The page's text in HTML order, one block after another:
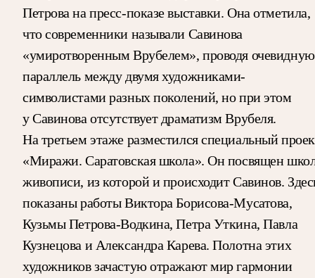
Петрова на пресс-показе выставки. Она отметила,
что современники называли Савинова
«умиротворенным Врубелем», проводя очевидную
параллель между двумя художниками-
символистами разных поколений, но при этом
у Савинова отсутствует драматизм Врубеля.
На третьем этаже разместился специальный
«Миражи. Саратовская школа». Он посвящен
живописи, из которой и происходит Савинов.
показаны работы Виктора Борисова-Мусатова,
Кузьмы Петрова-Водкина, Петра Уткина, Павла
Кузнецова и Александра Карева. Полотна этих
художников зачастую отражают мир гармонии